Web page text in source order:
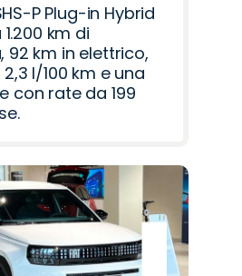
P Plug-in Hybrid
km di
92 km in elettrico,
l/100 km e una
con rate da 199